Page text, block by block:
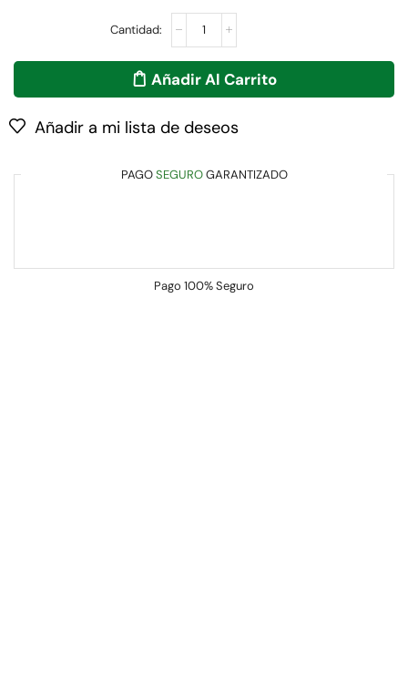
Añadir Al Carrito
Añadir a mi lista de deseos
PAGOSEGUROGARANTIZADO
Pago 100% Seguro